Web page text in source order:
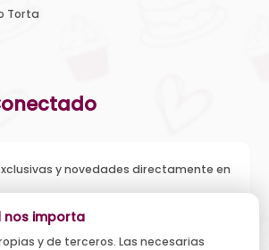
Torta
y novedades directamente en
nos importa
y de terceros. Las necesarias